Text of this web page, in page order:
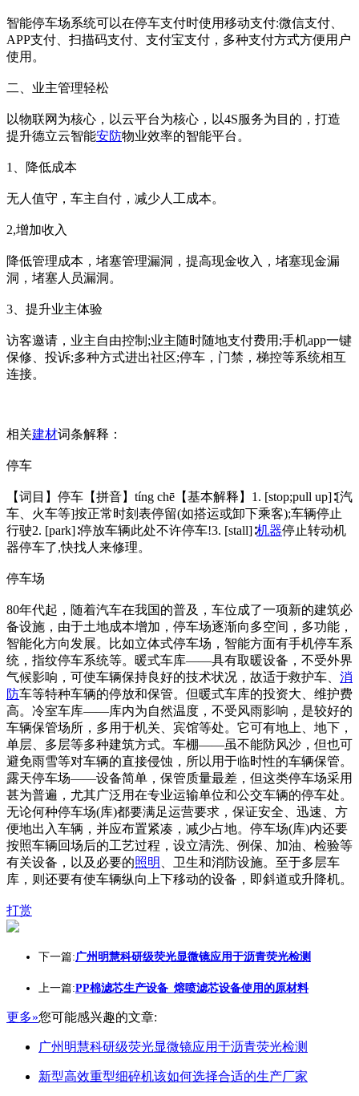
智能停车场系统可以在停车支付时使用移动支付:微信支付、
APP支付、扫描码支付、支付宝支付，多种支付方式方便用户
使用。
二、业主管理轻松
以物联网为核心，以云平台为核心，以4S服务为目的，打造
提升德立云智能安防物业效率的智能平台。
1、降低成本
无人值守，车主自付，减少人工成本。
2,增加收入
降低管理成本，堵塞管理漏洞，提高现金收入，堵塞现金漏
洞，堵塞人员漏洞。
3、提升业主体验
访客邀请，业主自由控制;业主随时随地支付费用;手机app一键
保修、投诉;多种方式进出社区;停车，门禁，梯控等系统相互
连接。
相关建材词条解释：
停车
【词目】停车【拼音】tíng chē【基本解释】1. [stop;pull up]∶[汽
车、火车等]按正常时刻表停留(如搭运或卸下乘客);车辆停止
行驶2. [park]∶停放车辆此处不许停车!3. [stall]∶机器停止转动机
器停车了,快找人来修理。
停车场
80年代起，随着汽车在我国的普及，车位成了一项新的建筑必
备设施，由于土地成本增加，停车场逐渐向多空间，多功能，
智能化方向发展。比如立体式停车场，智能方面有手机停车系
统，指纹停车系统等。暖式车库——具有取暖设备，不受外界
气候影响，可使车辆保持良好的技术状况，故适于救护车、 消
防车等特种车辆的停放和保管。但暖式车库的投资大、维护费
高。冷室车库——库内为自然温度，不受风雨影响，是较好的
车辆保管场所，多用于机关、宾馆等处。它可有地上、地下，
单层、多层等多种建筑方式。车棚——虽不能防风沙，但也可
避免雨雪等对车辆的直接侵蚀，所以用于临时性的车辆保管。
露天停车场——设备简单，保管质量最差，但这类停车场采用
甚为普遍，尤其广泛用在专业运输单位和公交车辆的停车处。
无论何种停车场(库)都要满足运营要求，保证安全、迅速、方
便地出入车辆，并应布置紧凑，减少占地。停车场(库)内还要
按照车辆回场后的工艺过程，设立清洗、例保、加油、检验等
有关设备，以及必要的照明
、卫生和消防设施。至于多层车
库，则还要有使车辆纵向上下移动的设备，即斜道或升降机。
打赏
下一篇:广州明慧科研级荧光显微镜应用于沥青荧光检测
上一篇:PP棉滤芯生产设备_熔喷滤芯设备使用的原材料
更多»您可能感兴趣的文章:
广州明慧科研级荧光显微镜应用于沥青荧光检测
新型高效重型细碎机该如何选择合适的生产厂家